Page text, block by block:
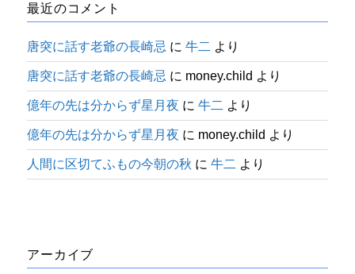
最近のコメント
唐突に話す老爺の長崎忌 に牛二 より
唐突に話す老爺の長崎忌 に money.child より
億年の先は分からず星月夜 に牛二 より
億年の先は分からず星月夜 に money.child より
人間に区切てふもの今朝の秋 に牛二 より
アーカイブ